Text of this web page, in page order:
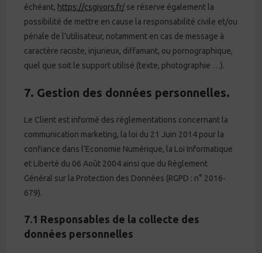
échéant, https://csgivors.fr/se réserve également la
possibilité de mettre en cause la responsabilité civile et/ou
pénale de l’utilisateur, notamment en cas de message à
caractère raciste, injurieux, diffamant, ou pornographique,
quel que soit le support utilisé (texte, photographie …).
7. Gestion des données personnelles.
Le Client est informé des réglementations concernant la
communication marketing, la loi du 21 Juin 2014 pour la
confiance dans l’Economie Numérique, la Loi Informatique
et Liberté du 06 Août 2004 ainsi que du Règlement
Général sur la Protection des Données (RGPD : n° 2016-
679).
7.1 Responsables de la collecte des
données personnelles